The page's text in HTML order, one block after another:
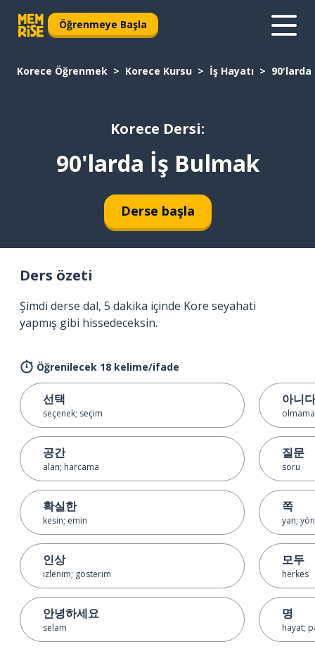
Öğrenmeye Başla
Korece Öğrenmek Korece Kursu İş Hayatı 90'larda
Korece Dersi:
90'larda İş Bulmak
Derse başla
Ders özeti
Şimdi derse dal, 5 dakika içinde Kore seyahati
yapmış gibi hissedeceksin.
Öğrenilecek 18 kelime/ifade
선택
seçenek; seçim
공간
alan; harcama
확실한
kesin; emin
인상
izlenim; gösterim
안녕하세요
selam
아니다
질문
soru
쪽
yan; yön
모두
herkes
명
hayat;